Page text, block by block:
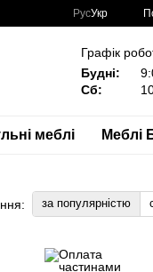
РусУкр
Графік
Будні:
Сб:
меблі Меблі
за популярністю